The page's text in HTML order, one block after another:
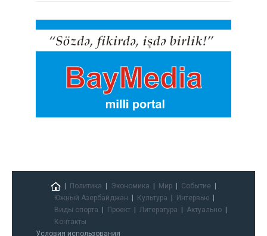
Политика Экономика Мир
Событие
Южный Азербайджан
Культура
Интервью
Виды спорта
Проект Литература
Актуально
Контакты
Условия использования